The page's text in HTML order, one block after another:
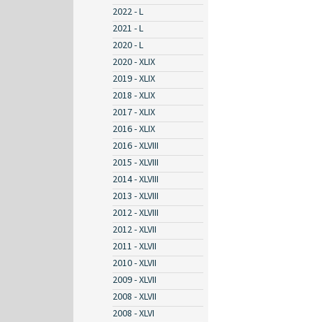
2022 - L
2021 - L
2020 - L
2020 - XLIX
2019 - XLIX
2018 - XLIX
2017 - XLIX
2016 - XLIX
2016 - XLVIII
2015 - XLVIII
2014 - XLVIII
2013 - XLVIII
2012 - XLVIII
2012 - XLVII
2011 - XLVII
2010 - XLVII
2009 - XLVII
2008 - XLVII
2008 - XLVI